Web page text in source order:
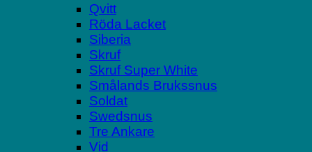
Qvitt
Röda Lacket
Siberia
Skruf
Skruf Super White
Smålands Brukssnus
Soldat
Swedsnus
Tre Ankare
Vid